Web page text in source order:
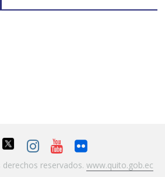
reservados.www.quito.gob.ec